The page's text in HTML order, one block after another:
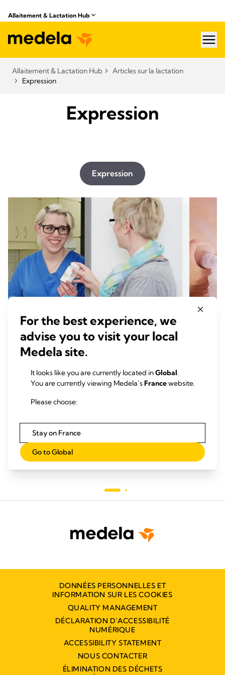
Allaitement & Lactation Hub
Allaitement & Lactation Hub
Articles sur la lactation
Expression
Expression
Expression
EXPRESSION
lait maternel
Le lait frais contient des cellules vivantes de la
nutriments, de facteurs de croissance et de
DONNÉES PERSONNELLES ET
INFORMATION SUR LES COOKIES
QUALITY MANAGEMENT
DÉCLARATION D'ACCESSIBILITÉ
NUMÉRIQUE
ACCESSIBILITY STATEMENT
NOUS CONTACTER
ÉLIMINATION DES DÉCHETS
For the best experience, we
advise you to visit your local
Medela site.
It looks like you are currently located inGlobal.
You are currently viewing Medela’sFrancewebsite.
Please choose:
Stay on France
Go to Global